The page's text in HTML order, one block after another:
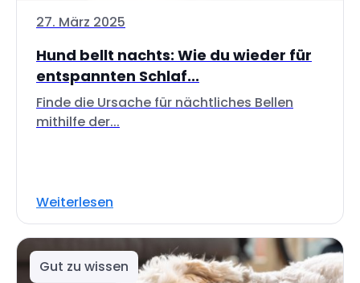
27. März 2025
Hund bellt nachts: Wie du wieder für
entspannten Schlaf...
Finde die Ursache für nächtliches Bellen
mithilfe der...
Weiterlesen
Gut zu wissen